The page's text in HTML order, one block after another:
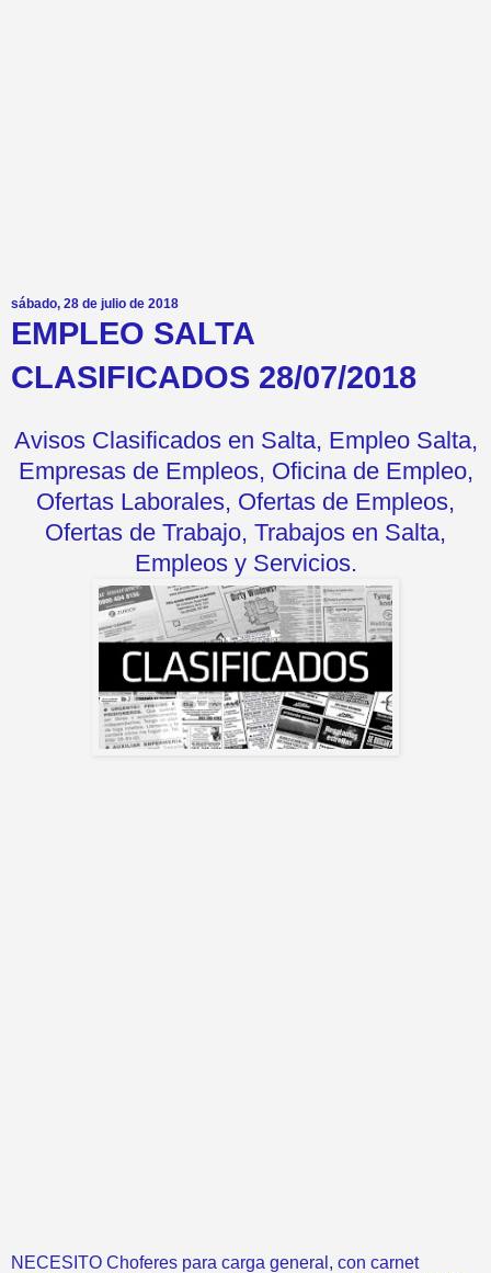
sábado, 28 de julio de 2018
EMPLEO SALTA
CLASIFICADOS 28/07/2018
Avisos Clasificados en Salta, Empleo Salta,
Empresas de Empleos, Oficina de Empleo,
Ofertas Laborales, Ofertas de Empleos,
Ofertas de Trabajo, Trabajos en Salta,
Empleos y Servicios.
NECESITO Choferes para carga general, con carnet